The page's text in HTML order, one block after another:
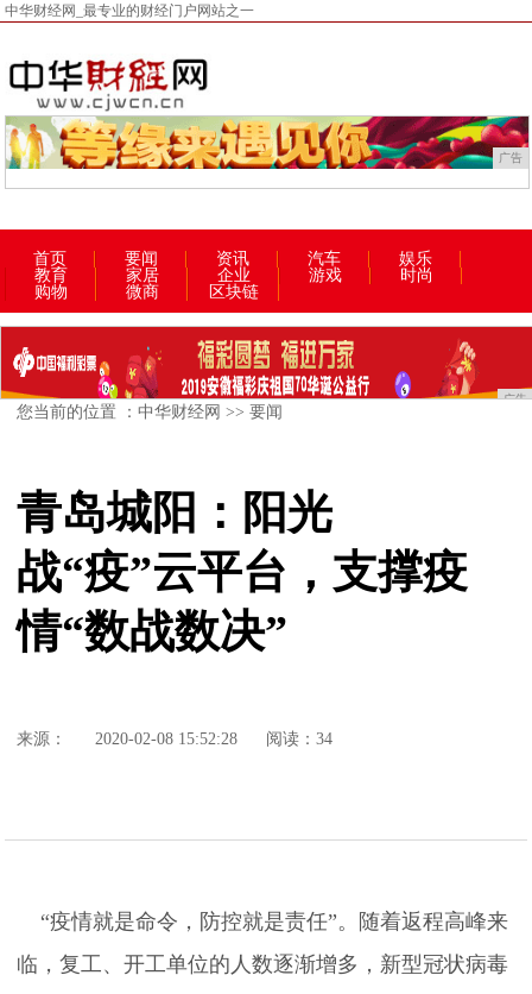
中华财经网_最专业的财经门户网站之一
广告
首页 要闻 资讯 汽车
娱乐
教育
家居 企业 游戏
时尚
购物
微商 区块链
广告
您当前的位置 ：中华财经网 >>要闻
青岛城阳：阳光
战“疫”云平台，支撑疫
情“数战数决”
来源： 2020-02-08 15:52:28 阅读：34
“疫情就是命令，防控就是责任”。随着返程高峰来
临，复工、开工单位的人数逐渐增多，新型冠状病毒